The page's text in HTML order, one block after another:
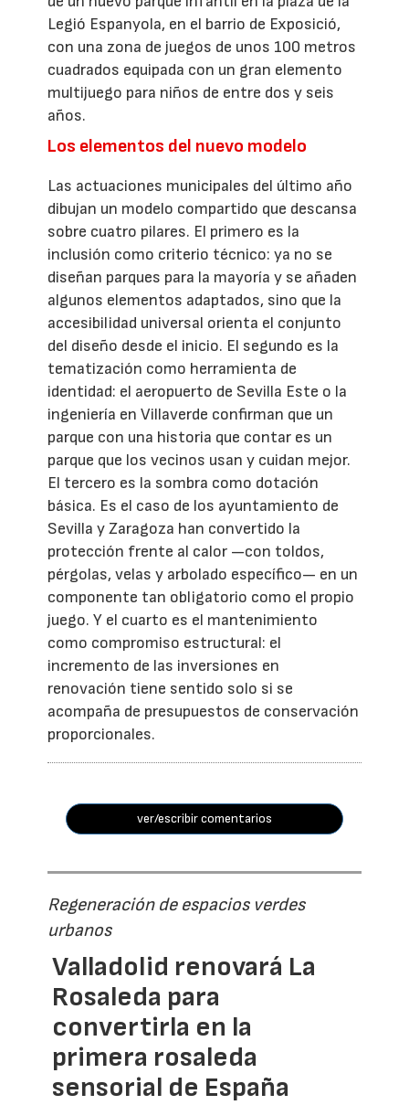
Legió Espanyola, en el barrio de Exposició,
con una zona de juegos de unos 100 metros
cuadrados equipada con un gran elemento
multijuego para niños de entre dos y seis
años.
Los elementos del nuevo modelo
Las actuaciones municipales del último año
dibujan un modelo compartido que descansa
sobre cuatro pilares. El primero es la
inclusión como criterio técnico: ya no se
diseñan parques para la mayoría y se añaden
algunos elementos adaptados, sino que la
accesibilidad universal orienta el conjunto
del diseño desde el inicio. El segundo es la
tematización como herramienta de
identidad: el aeropuerto de Sevilla Este o la
ingeniería en Villaverde confirman que un
parque con una historia que contar es un
parque que los vecinos usan y cuidan mejor.
El tercero es la sombra como dotación
básica. Es el caso de los ayuntamiento de
Sevilla y Zaragoza han convertido la
protección frente al calor —con toldos,
pérgolas, velas y arbolado específico— en un
componente tan obligatorio como el propio
juego. Y el cuarto es el mantenimiento
como compromiso estructural: el
incremento de las inversiones en
renovación tiene sentido solo si se
acompaña de presupuestos de conservación
proporcionales.
ver/escribir comentarios
Regeneración de espacios verdes
urbanos
Valladolid renovará La
Rosaleda para
convertirla en la
primera rosaleda
sensorial de España